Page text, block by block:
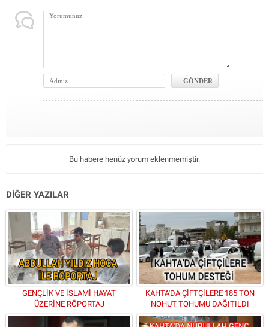
Bu habere henüz yorum eklenmemiştir.
DİĞER YAZILAR
GENÇLİK VE İSLAMİ HAYAT
ÜZERİNE RÖPORTAJ
KAHTA'DA ÇİFTÇİLERE 185 TON
NOHUT TOHUMU DAĞITILDI